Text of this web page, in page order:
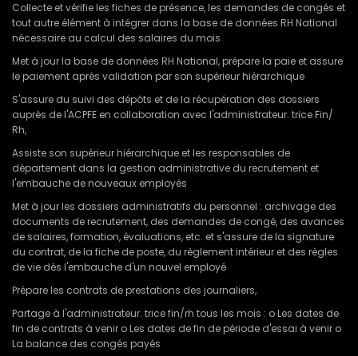
Collecte et vérifie les fiches de présence, les demandes de congés et
tout autre élément à intégrer dans la base de données RH National
nécessaire au calcul des salaires du mois
Met à jour la base de données RH National, prépare la paie et assure
le paiement après validation par son supérieur hiérarchique
S'assure du suivi des dépôts et de la récupération des dossiers
auprès de I'ACPFE en collaboration avec l'administrateur. trice Fin/
Rh,
Assiste son supérieur hiérarchique et les responsables de
département dans la gestion administrative du recrutement et
l'embauche de nouveaux employés
Met à jour les dossiers administratifs du personnel : archivage des
documents de recrutement, des demandes de congé, des avances
de salaires, formation, évaluations, etc. et s'assure de la signature
du contrat, de la fiche de poste, du règlement intérieur et des règles
de vie dès l'embauche d'un nouvel employé
Prépare les contrats de prestations des journaliers,
Partage à l'administrateur. trice fin/rh tous les mois : o Les dates de
fin de contrats à venir o Les dates de fin de période d'essai à venir o
La balance des congés payés